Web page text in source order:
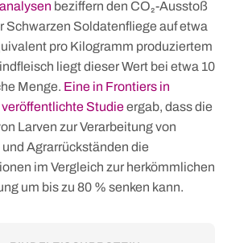
beziffern den CO₂-Ausstoß
Schwarzen Soldatenfliege auf etwa
pro Kilogramm produziertem
liegt dieser Wert bei etwa 10
Menge. Eine in Frontiers in
Studieergab, dass die
Larven zur Verarbeitung von
Agrarrückständen die
im Vergleich zur herkömmlichen
um bis zu 80 % senken kann.